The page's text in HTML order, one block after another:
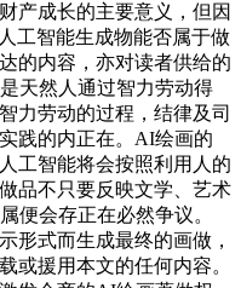
产成长的主要意义，但因
工智能生成物能否属于做
的内容，亦对读者供给的
天然人通过智力劳动得
力劳动的过程，结律及司
践的内正在。AI绘画的
工智能将会按照利用人的
品不只要反映文学、艺术
便会存正在必然争议。
形式而生成最终的画做，
或援用本文的任何内容。